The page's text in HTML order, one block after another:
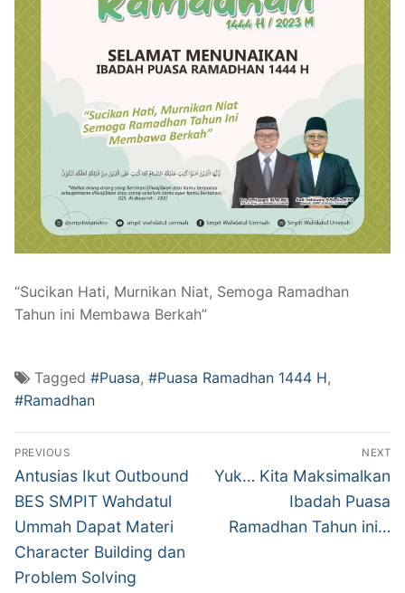
“Sucikan Hati, Murnikan Niat, Semoga Ramadhan
Tahun ini Membawa Berkah”
Tagged #Puasa, #Puasa Ramadhan 1444 H,
#Ramadhan
Navigasi
pos
PREVIOUS
Previous
post:
Antusias Ikut Outbound
BES SMPIT Wahdatul
Ummah Dapat Materi
Character Building dan
Problem Solving
NEXT
Next
Yuk… Kita Maksimalkan
Ibadah Puasa
Ramadhan Tahun ini…